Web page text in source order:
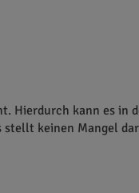
Hierdurch kann es in
stellt keinen Mangel